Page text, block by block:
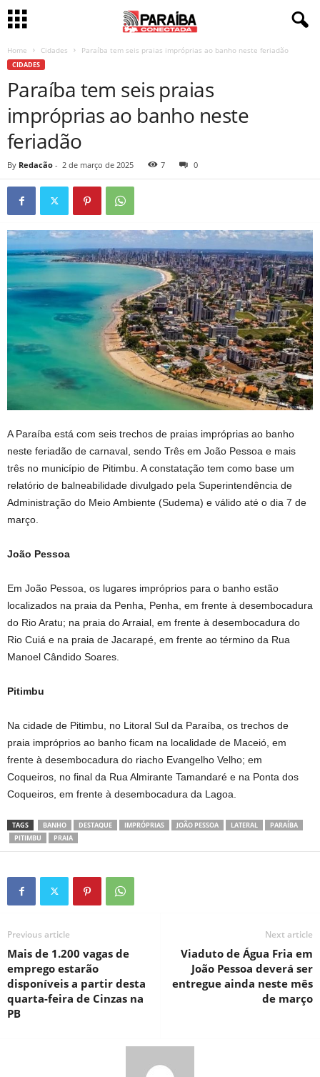
Home Cidades Paraíba tem seis praias impróprias ao banho neste feriadão
CIDADES
Paraíba tem seis praias
impróprias ao banho neste
feriadão
By Redacão - 2 de março de 2025 7 0
A Paraíba está com seis trechos de praias impróprias ao banho
neste feriadão de carnaval, sendo Três em João Pessoa e mais
três no município de Pitimbu. A constatação tem como base um
relatório de balneabilidade divulgado pela Superintendência de
Administração do Meio Ambiente (Sudema) e válido até o dia 7 de
março.
João Pessoa
Em João Pessoa, os lugares impróprios para o banho estão
localizados na praia da Penha, Penha, em frente à desembocadura
do Rio Aratu; na praia do Arraial, em frente à desembocadura do
Rio Cuiá e na praia de Jacarapé, em frente ao término da Rua
Manoel Cândido Soares.
Pitimbu
Na cidade de Pitimbu, no Litoral Sul da Paraíba, os trechos de
praia impróprios ao banho ficam na localidade de Maceió, em
frente à desembocadura do riacho Evangelho Velho; em
Coqueiros, no final da Rua Almirante Tamandaré e na Ponta dos
Coqueiros, em frente à desembocadura da Lagoa.
TAGS BANHO DESTAQUE IMPRÓPRIAS JOÃO PESSOA LATERAL
PARAÍBA
PITIMBU
PRAIA
Previous article
Mais de 1.200 vagas de
emprego estarão
disponíveis a partir desta
quarta-feira de Cinzas na
PB
Next article
Viaduto de Água Fria em
João Pessoa deverá ser
entregue ainda neste mês
de março